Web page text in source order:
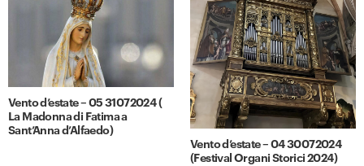
Vento d’estate – 05 31072024 (
La Madonna di Fatima a
Sant’Anna d’Alfaedo)
Vento d’estate – 04 30072024
(Festival Organi Storici 2024)